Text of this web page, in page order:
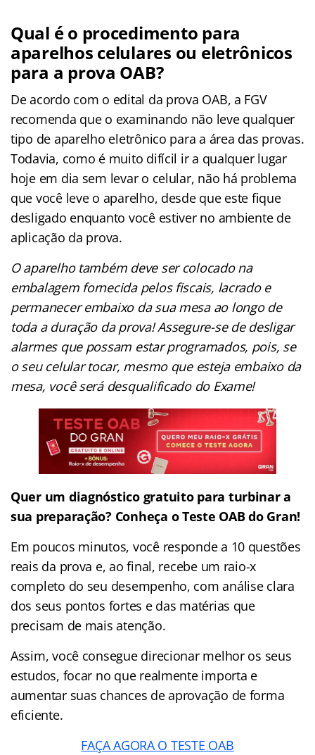
Qual é o procedimento para
aparelhos celulares ou eletrônicos
para a prova OAB?
De acordo com o edital da prova OAB, a FGV
recomenda que o examinando não leve qualquer
tipo de aparelho eletrônico para a área das provas.
Todavia, como é muito difícil ir a qualquer lugar
hoje em dia sem levar o celular, não há problema
que você leve o aparelho, desde que este fique
desligado enquanto você estiver no ambiente de
aplicação da prova.
O aparelho também deve ser colocado na
embalagem fornecida pelos fiscais, lacrado e
permanecer embaixo da sua mesa ao longo de
toda a duração da prova! Assegure-se de desligar
alarmes que possam estar programados, pois, se
o seu celular tocar, mesmo que esteja embaixo da
mesa, você será desqualificado do Exame!
Quer um diagnóstico gratuito para turbinar a
sua preparação? Conheça o Teste OAB do Gran!
Em poucos minutos, você responde a 10 questões
reais da prova e, ao final, recebe um raio-x
completo do seu desempenho, com análise clara
dos seus pontos fortes e das matérias que
precisam de mais atenção.
Assim, você consegue direcionar melhor os seus
estudos, focar no que realmente importa e
aumentar suas chances de aprovação de forma
eficiente.
FAÇA AGORA O TESTE OAB